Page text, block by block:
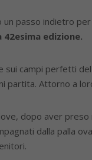
passo indietro
42esima edizione.
sui campi perfetti
Attorno a
dopo aver
dalla palla